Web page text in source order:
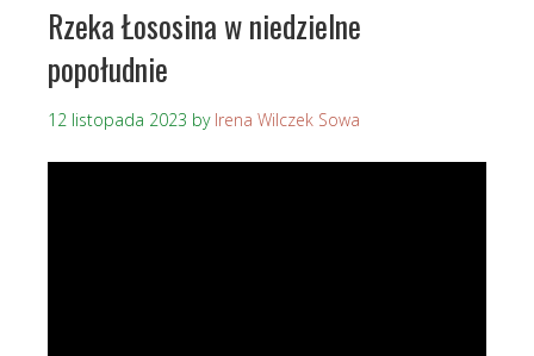
Rzeka Łososina w niedzielne
popołudnie
12 listopada 2023 by Irena Wilczek Sowa